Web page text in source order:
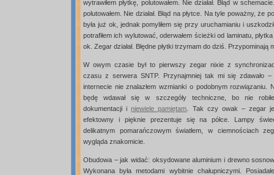
wytrawiłem płytkę, polutowałem. Nie działał. Błąd w
polutowałem. Nie działał. Błąd na płytce. Na tyle poważny, że
była już ok, jednak pomyliłem się przy uruchamianiu i
potrafiłem ich wylutować, oderwałem ścieżki od laminatu,
ok. Zegar działał. Błędne płytki trzymam do dziś.
W owym czasie był to pierwszy zegar nixie z
czasu z serwera SNTP. Przynajmniej tak mi się zdawało –
internecie nie znalazłem wzmianki o podobnym rozwiązaniu.
będę wdawał się w szczegóły techniczne, bo nie
dokumentacji iniewiele pamiętam . Tak czy owak – zegar
efektowny i pięknie prezentuje się na półce. Lampy
delikatnym pomarańczowym światłem, w ciemnościach
wygląda znakomicie.
Obudowa – jak widać: oksydowane aluminium i drewno
Wykonana była metodami wybitnie chałupniczymi.